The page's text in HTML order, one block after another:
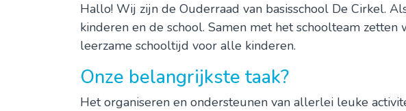
Hallo! Wij zijn de Ouderraad van basisschool De Cirkel.
kinderen en de school. Samen met het schoolteam
leerzame schooltijd voor alle kinderen.
Onze belangrijkste taak?
Het organiseren en ondersteunen van allerlei leuke